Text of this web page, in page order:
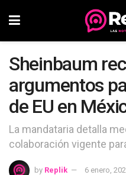
Sheinbaum
argumentos
de EU en
La mandataria detalla
colaboración vigente
by Replik 6 enero,